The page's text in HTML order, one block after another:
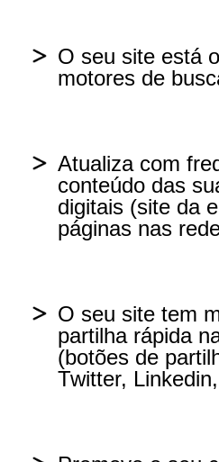
Não
palavras-chave
O seu site está
motores de
Não
Não sei
Atualiza com
conteúdo das
digitais (site da
páginas nas
1 vez por mês
O seu site tem
partilha rápida
(botões de
Twitter,
páginas